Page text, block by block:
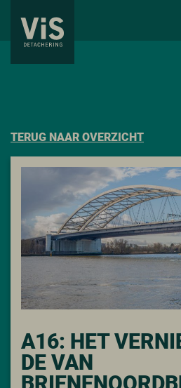
TERUG NAAR OVERZICHT
A16: HET
DE VAN